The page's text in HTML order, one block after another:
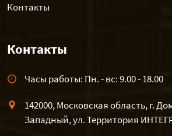
Контакты
Контакты
Часы работы: Пн. - вс: 9.00 - 18.00
142000, Московская область, г.
Западный, ул. Территория